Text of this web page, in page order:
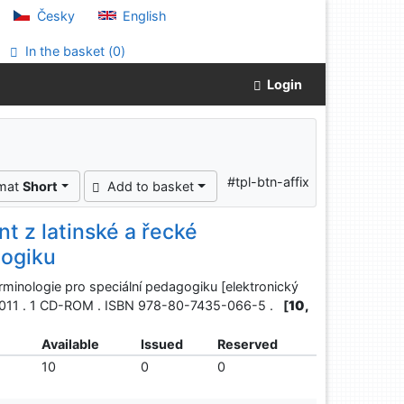
Česky English
In the basket (0)
Login
Short Add to basket #tpl-btn-affix
z latinské a řecké
pro speciální pedagogiku [elektronický
. 1 CD-ROM . ISBN 978-80-7435-066-5 .
[10,
Available Issued
Reserved
10 0 0